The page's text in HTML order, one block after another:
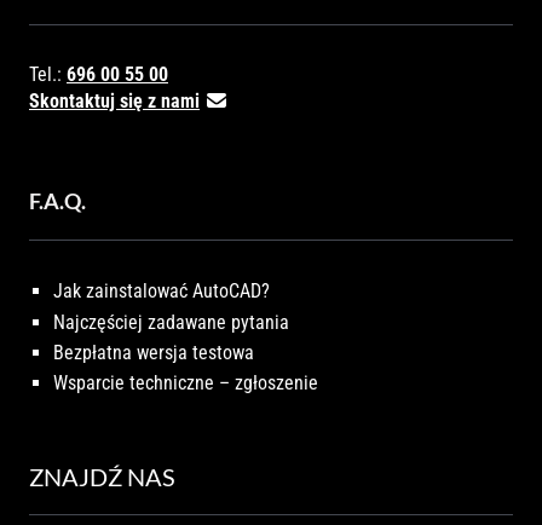
Tel.: 696 00 55 00
Skontaktuj się z nami
F.A.Q.
Jak zainstalować AutoCAD?
Najczęściej zadawane pytania
Bezpłatna wersja testowa
Wsparcie techniczne – zgłoszenie
ZNAJDŹ NAS